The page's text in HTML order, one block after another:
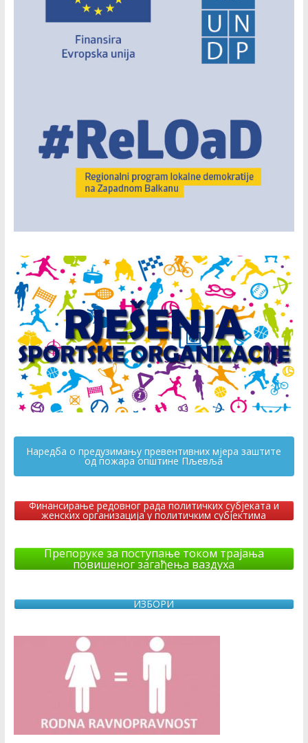
Наредба о предузимању превентивних мјера заштите
од пожара општине Пљевља
Финансирање редовног рада политичких субјеката и
женских организација у политичким субјектима
Препоруке за поступање током трајања
повишеног загађења ваздуха
ИЗБОРИ